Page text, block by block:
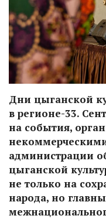
Дни цыганской
в регионе-33.
на события,
администрации
цыганской
не только на
народа, но